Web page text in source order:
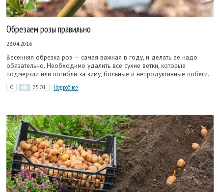
Обрезаем розы правильно
28.04.2016
Весенняя обрезка роз — самая важная в году, и делать ее надо
обязательно. Необходимо удалить все сухие ветки, которые
подмерзли или погибли за зиму, больные и непродуктивные побеги.
0 2501 Подробнее